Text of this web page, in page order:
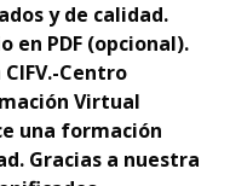
y de calidad.
en PDF (opcional).
Centro
Virtual
una formación
Gracias a nuestra